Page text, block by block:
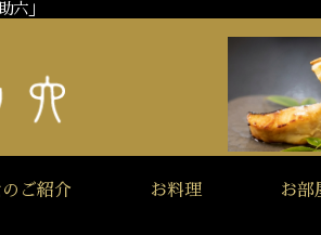
六」
ご紹介 お料理 お部